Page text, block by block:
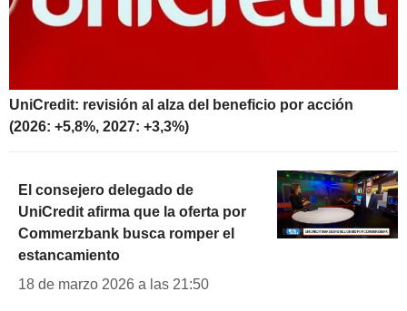
UniCredit: revisión al alza del beneficio por acción
(2026: +5,8%, 2027: +3,3%)
El consejero delegado de
UniCredit afirma que la oferta por
Commerzbank busca romper el
estancamiento
18 de marzo 2026 a las 21:50